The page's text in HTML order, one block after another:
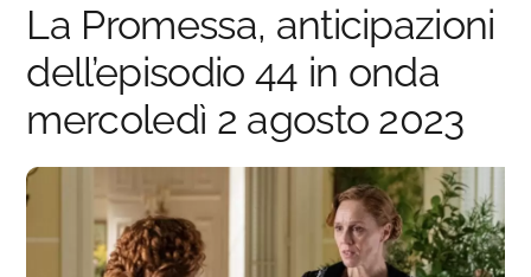
La Promessa, anticipazioni
dell’episodio 44 in onda
mercoledì 2 agosto 2023